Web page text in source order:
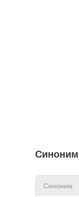
Синоним